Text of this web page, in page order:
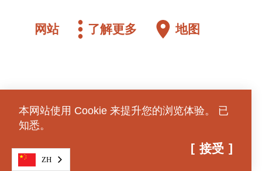
网站 了解更多 地图
本网站使用 Cookie 来提升您的浏览体验。 已
知悉。
接受
ZH